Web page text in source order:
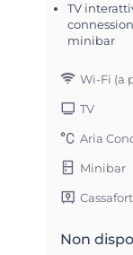
TV
minibar
Wi-Fi (a
TV
Aria
Minibar
Non